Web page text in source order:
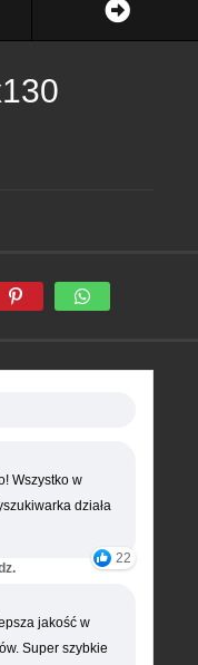
Wszystko w
działa
22
jakość w
Super szybkie